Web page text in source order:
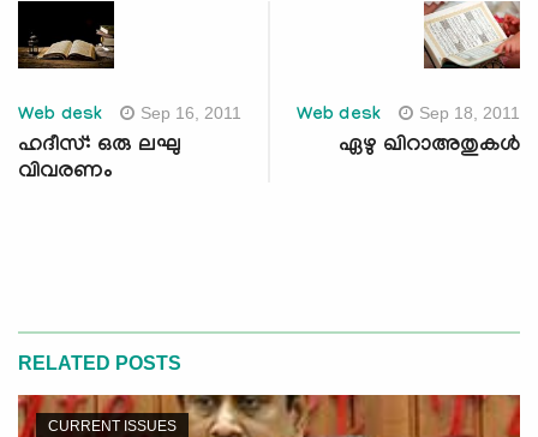
Web desk Sep 16, 2011
ഹദീസ്: ഒരു ലഘു
വിവരണം
Web desk Sep 18, 2011
ഏഴു ഖിറാഅതുകള്‍
RELATED POSTS
CURRENT ISSUES